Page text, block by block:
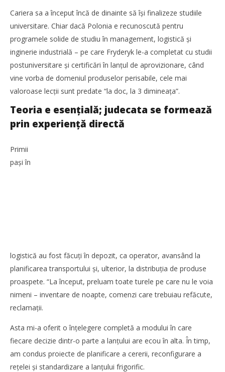
NOW VIEWING
#ProfildeManager: Fryderyk Schiller, COO Yellow Fresh
Cristina
Noua conexiune ferry Batumi–Constanța susține
dezvoltarea transportului de marfă în regiunea Mării
Negre
Ghimpu
Cariera sa a început încă de dinainte să își finalizeze studiile
universitare. Chiar dacă Polonia e recunoscută pentru
programele solide de studiu în management, logistică și
inginerie industrială – pe care Fryderyk le-a completat cu studii
postuniversitare și certificări în lanţul de aprovizionare, când
vine vorba de domeniul produselor perisabile, cele mai
valoroase lecţii sunt predate “la doc, la 3 dimineaţa”.
Teoria e esenţială; judecata se formează
prin experienţă directă
Primii
pași în
logistică au fost făcuţi în depozit, ca operator, avansând la
planificarea transportului şi, ulterior, la distribuţia de produse
proaspete. “La început, preluam toate turele pe care nu le voia
nimeni – inventare de noapte, comenzi care trebuiau refăcute,
reclamaţii.
Asta mi-a oferit o înţelegere completă a modului în care
fiecare decizie dintr-o parte a lanţului are ecou în alta. În timp,
am condus proiecte de planificare a cererii, reconfigurare a
reţelei și standardizare a lanţului frigorific.